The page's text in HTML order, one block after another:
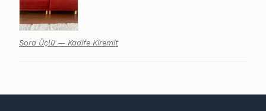
Sora Üçlü — Kadife Kiremit